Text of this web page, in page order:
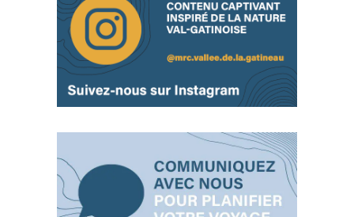
sent
l’hiver!
l’hiver!